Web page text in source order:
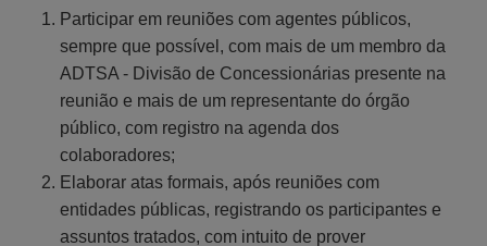
Participar em reuniões com agentes públicos,
sempre que possível, com mais de um membro da
ADTSA - Divisão de Concessionárias presente na
reunião e mais de um representante do órgão
público, com registro na agenda dos
colaboradores;
Elaborar atas formais, após reuniões com
entidades públicas, registrando os participantes e
assuntos tratados, com intuito de prover